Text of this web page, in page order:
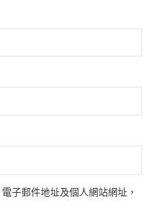
子郵件地址及個人網站網址，